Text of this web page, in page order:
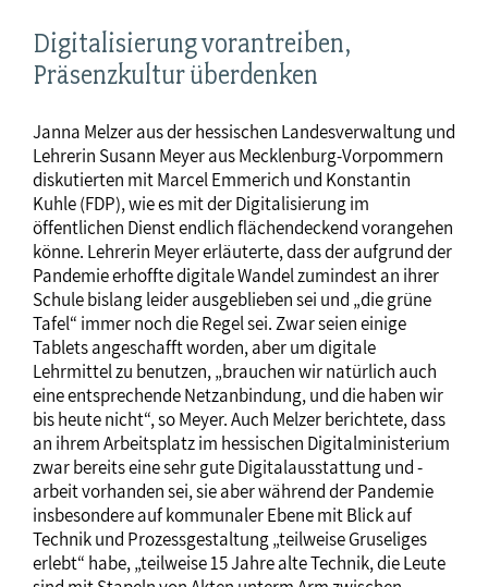
Digitalisierung vorantreiben,
Präsenzkultur überdenken
Janna Melzer aus der hessischen Landesverwaltung und
Lehrerin Susann Meyer aus Mecklenburg-Vorpommern
diskutierten mit Marcel Emmerich und Konstantin
Kuhle (FDP), wie es mit der Digitalisierung im
öffentlichen Dienst endlich flächendeckend vorangehen
könne. Lehrerin Meyer erläuterte, dass der aufgrund der
Pandemie erhoffte digitale Wandel zumindest an ihrer
Schule bislang leider ausgeblieben sei und „die grüne
Tafel“ immer noch die Regel sei. Zwar seien einige
Tablets angeschafft worden, aber um digitale
Lehrmittel zu benutzen, „brauchen wir natürlich auch
eine entsprechende Netzanbindung, und die haben wir
bis heute nicht“, so Meyer. Auch Melzer berichtete, dass
an ihrem Arbeitsplatz im hessischen Digitalministerium
zwar bereits eine sehr gute Digitalausstattung und -
arbeit vorhanden sei, sie aber während der Pandemie
insbesondere auf kommunaler Ebene mit Blick auf
Technik und Prozessgestaltung „teilweise Gruseliges
erlebt“ habe, „teilweise 15 Jahre alte Technik, die Leute